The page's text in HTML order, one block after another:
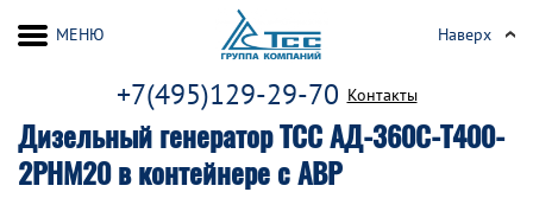
Дизельный генератор ТСС АД-360С-Т400-
2РНМ20 в контейнере с АВР
+7(495)129-29-70 Контакты
МЕНЮ Наверх